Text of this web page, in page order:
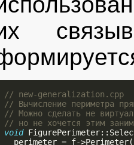
// new-generalization.cpp
// Вычисление периметра
// Можно сделать не
// но не хочется этим
void
perimeter = f-